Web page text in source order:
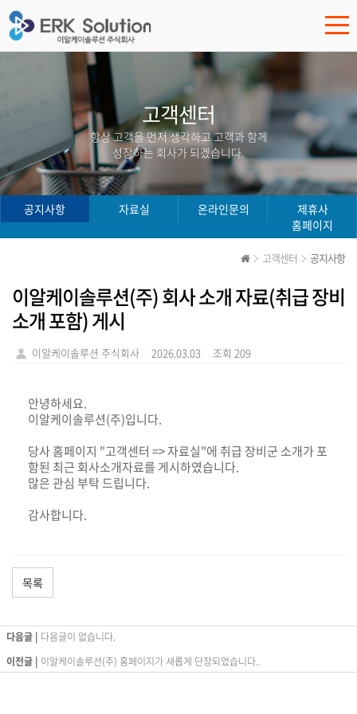
고객센터
항상 고객을 먼저 생각하고 고객과 함께
성장하는 회사가 되겠습니다.
공지사항 자료실 온라인문의
제휴사
홈페이지
고객센터 공지사항
이알케이솔루션(주) 회사 소개 자료(취급 장비
소개 포함) 게시
이알케이솔루션 주식회사 2026.03.03 조회 209
안녕하세요.
이알케이솔루션(주)입니다.
당사 홈페이지 "고객센터 => 자료실"에 취급 장비군 소개가 포
함된 최근 회사소개자료를 게시하였습니다.
많은 관심 부탁 드립니다.
감사합니다.
목록
다음글 | 다음글이 없습니다.
이전글 | 이알케이솔루션(주) 홈페이지가 새롭게 단장되었습니다..